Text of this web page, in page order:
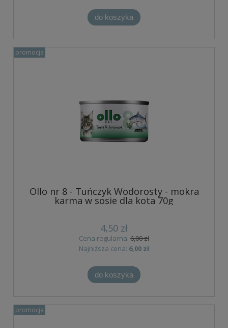
do koszyka
Ollo nr 8 - Tuńczyk Wodorosty - mokra
karma w sosie dla kota 70g
4,50 zł
Cena regularna: 6,00 zł
Najniższa cena: 6,00 zł
do koszyka
promocja
promocja